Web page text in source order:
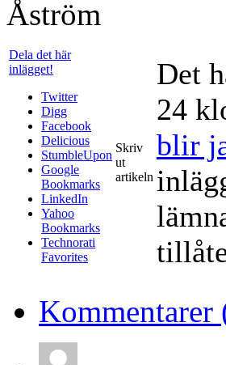
Dela det här
inlägget!
Twitter
Digg
Facebook
Delicious
StumbleUpon
Google
Bookmarks
LinkedIn
Yahoo
Bookmarks
Technorati
Favorites
Skriv
ut
artikeln
Det
24
blir
Kommentarer